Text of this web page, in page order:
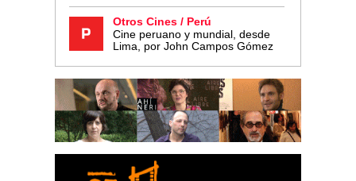
Otros Cines / Perú
Cine peruano y mundial, desde
Lima, por John Campos Gómez